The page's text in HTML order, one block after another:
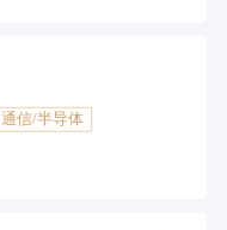
通信/半导体